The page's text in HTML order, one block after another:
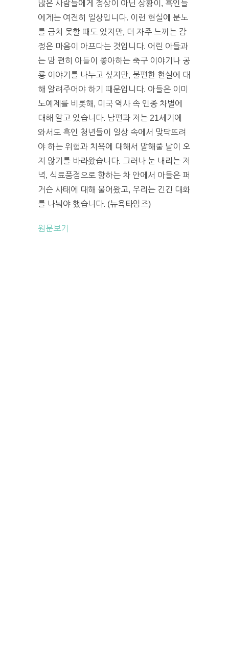
많은 사람들에게 정상이 아닌 상황이, 흑인들
에게는 여전히 일상입니다. 이런 현실에 분노
를 금치 못할 때도 있지만, 더 자주 느끼는 감
정은 마음이 아프다는 것입니다. 어린 아들과
는 맘 편히 아들이 좋아하는 축구 이야기나 공
룡 이야기를 나누고 싶지만, 불편한 현실에 대
해 알려주어야 하기 때문입니다. 아들은 이미
노예제를 비롯해, 미국 역사 속 인종 차별에
대해 알고 있습니다. 남편과 저는 21세기에
와서도 흑인 청년들이 일상 속에서 맞닥뜨려
야 하는 위험과 치욕에 대해서 말해줄 날이 오
지 않기를 바라왔습니다. 그러나 눈 내리는 저
녁, 식료품점으로 향하는 차 안에서 아들은 퍼
거슨 사태에 대해 물어왔고, 우리는 긴긴 대화
를 나눠야 했습니다. (뉴욕타임즈)
원문보기